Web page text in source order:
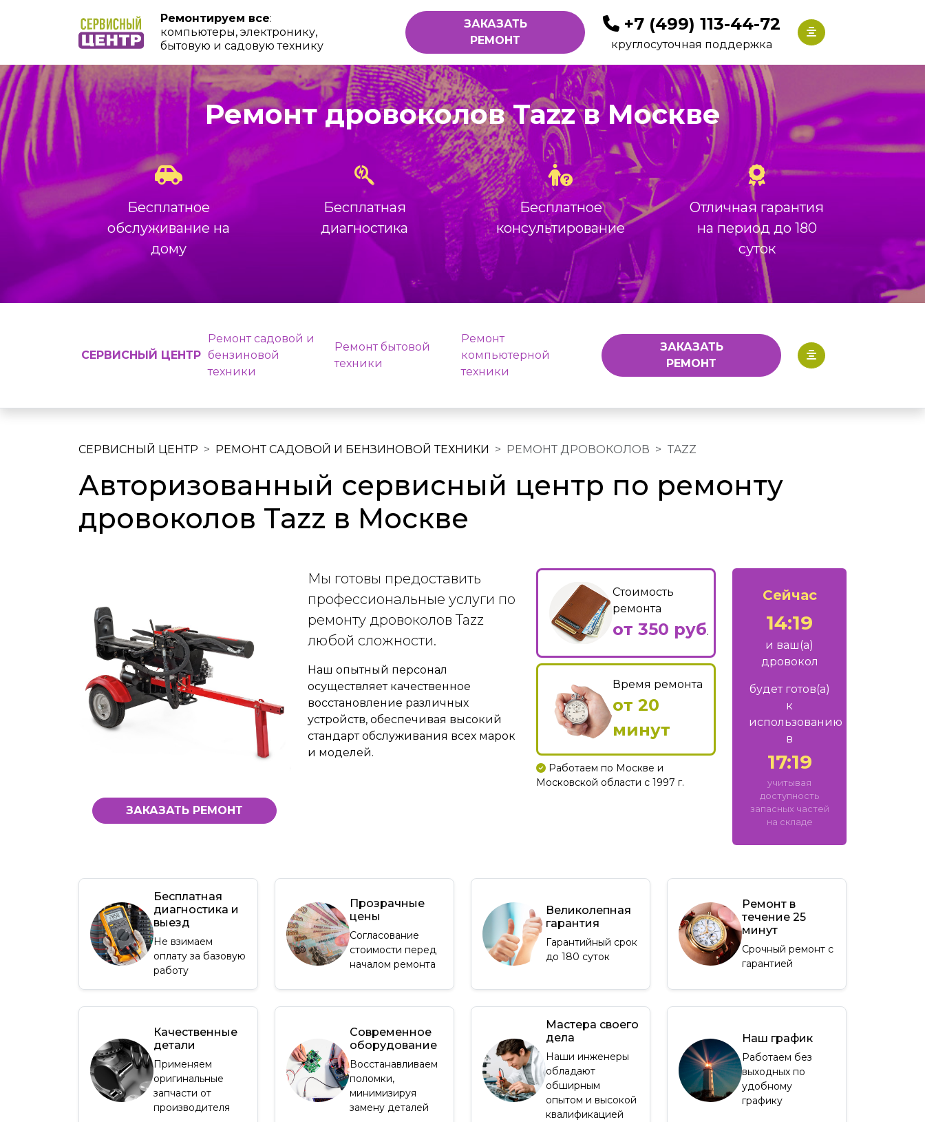
Ремонтируем все:
компьютеры, электронику,
бытовую и садовую технику
ЗАКАЗАТЬ
РЕМОНТ
+7 (499) 113-44-72
круглосуточная поддержка
Ремонт дровоколов Tazz в Москве
Бесплатное
обслуживание на
дому
Бесплатная
диагностика
Бесплатное
консультирование
Отличная гарантия
на период до 180
суток
СЕРВИСНЫЙ ЦЕНТР
Ремонт садовой и
бензиновой
техники
Ремонт бытовой
техники
Ремонт
компьютерной
техники
ЗАКАЗАТЬ
РЕМОНТ
СЕРВИСНЫЙ ЦЕНТР РЕМОНТ САДОВОЙ И БЕНЗИНОВОЙ ТЕХНИКИ РЕМОНТ ДРОВОКОЛОВ TAZZ
Авторизованный сервисный центр по ремонту
дровоколов Tazz в Москве
ЗАКАЗАТЬ РЕМОНТ
Мы готовы предоставить
профессиональные услуги по
ремонту дровоколов Tazz
любой сложности.
Наш опытный персонал
осуществляет качественное
восстановление различных
устройств, обеспечивая высокий
стандарт обслуживания всех марок
и моделей.
Стоимость
ремонта
от 350 руб.
Время ремонта
от 20
минут
Работаем по Москве и
Московской области с 1997 г.
Сейчас
14:19
и ваш(а)
дровокол
будет готов(а)
к
использованию
в
17:19
учитывая
доступность
запасных частей
на складе
Бесплатная
диагностика и
выезд
Не взимаем
оплату за базовую
работу
Прозрачные
цены
Согласование
стоимости перед
началом ремонта
Великолепная
гарантия
Гарантийный срок
до 180 суток
Ремонт в
течение 25
минут
Срочный ремонт с
гарантией
Качественные
детали
Применяем
оригинальные
запчасти от
производителя
Современное
оборудование
Восстанавливаем
поломки,
минимизируя
замену деталей
Мастера своего
дела
Наши инженеры
обладают
обширным
опытом и высокой
квалификацией
Наш график
Работаем без
выходных по
удобному
графику